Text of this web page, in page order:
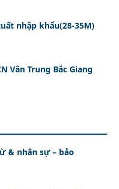
nhập khẩu(28-35M)
Vân Trung Bắc Giang
& nhân sự – bảo